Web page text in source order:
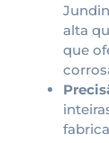
alta
que